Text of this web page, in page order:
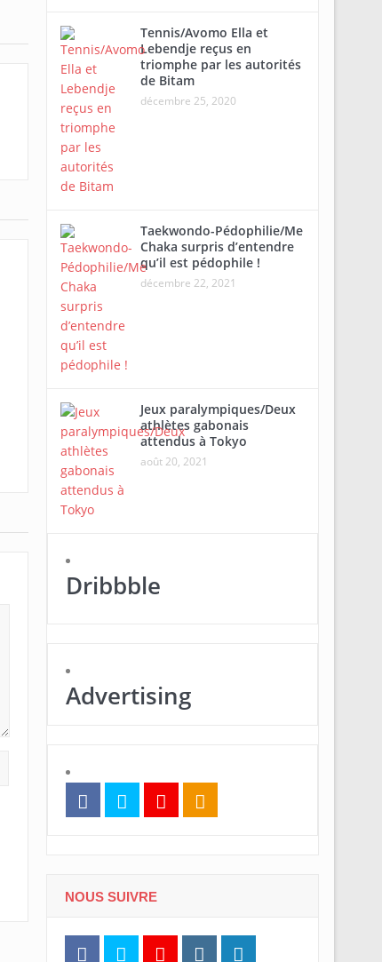
Tennis/Avomo Ella et
Lebendje reçus en
triomphe par les autorités
de Bitam
décembre 25, 2020
Taekwondo-Pédophilie/Me
Chaka surpris d’entendre
qu’il est pédophile !
décembre 22, 2021
Jeux paralympiques/Deux
athlètes gabonais
attendus à Tokyo
août 20, 2021
Dribbble
Advertising
NOUS SUIVRE